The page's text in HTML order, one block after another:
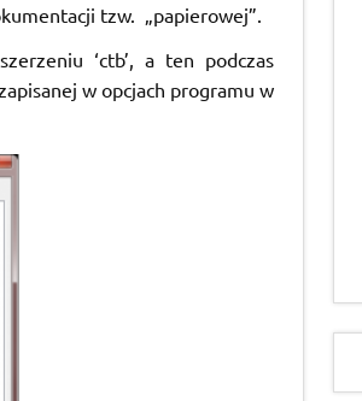
tzw. „papierowej”.
‘ctb’, a ten podczas
w opcjach programu w